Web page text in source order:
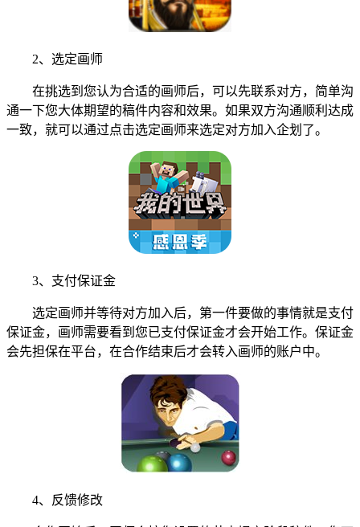
2、选定画师
在挑选到您认为合适的画师后，可以先联系对方，简单沟
通一下您大体期望的稿件内容和效果。如果双方沟通顺利达成
一致，就可以通过点击选定画师来选定对方加入企划了。
3、支付保证金
选定画师并等待对方加入后，第一件要做的事情就是支付
保证金，画师需要看到您已支付保证金才会开始工作。保证金
会先担保在平台，在合作结束后才会转入画师的账户中。
4、反馈修改